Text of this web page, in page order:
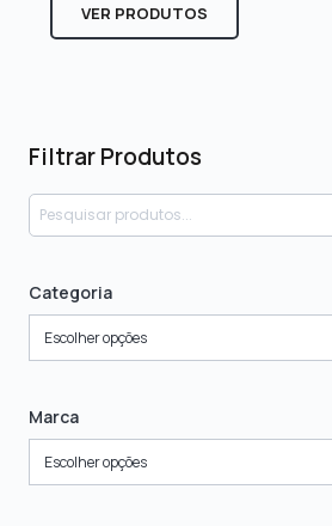
Filtrar Produtos
Categoria
Escolher opções
Marca
Escolher opções
VER PRODUTOS